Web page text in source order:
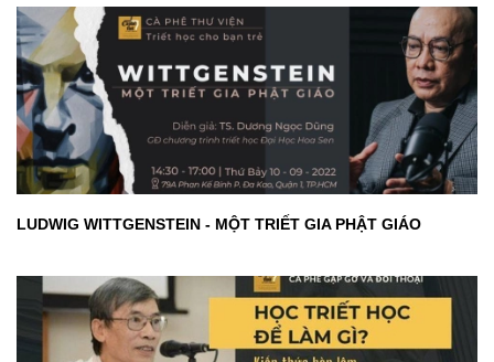
LUDWIG WITTGENSTEIN - MỘT TRIẾT GIA PHẬT GIÁO